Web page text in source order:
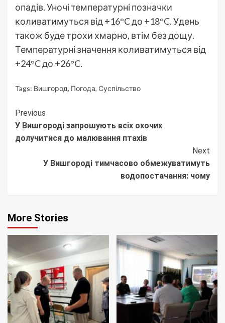
опадів. Уночі температурні позначки
коливатимуться від +16°C до +18°C. Удень
також буде трохи хмарно, втім без дощу.
Температурні значення коливатимуться від
+24°C до +26°C.
Tags: Вишгород, Погода, Суспільство
Continue
Reading
Previous
У Вишгороді запрошують всіх охочих
долучитися до малювання птахів
Next
У Вишгороді тимчасово обмежуватимуть
водопостачання: чому
More Stories